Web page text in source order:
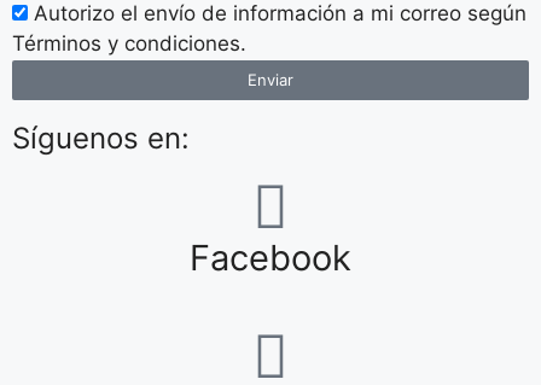
Autorizo el envío de información a mi correo según
Términos y condiciones.
Enviar
Síguenos en:
Facebook